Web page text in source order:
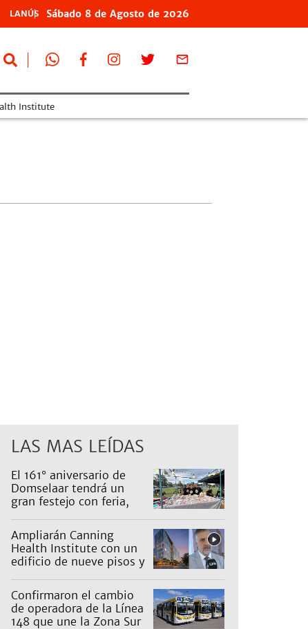
LANÚS Sábado 8 de Agosto de 2026
Institute
LAS MAS LEÍDAS
El 161° aniversario de
Domselaar tendrá un
gran festejo con feria,
propuestas para niños
Ampliarán Canning
Health Institute con un
edificio de nueve pisos y
millones
Confirmaron el cambio
de operadora de la Línea
148 que une la Zona Sur